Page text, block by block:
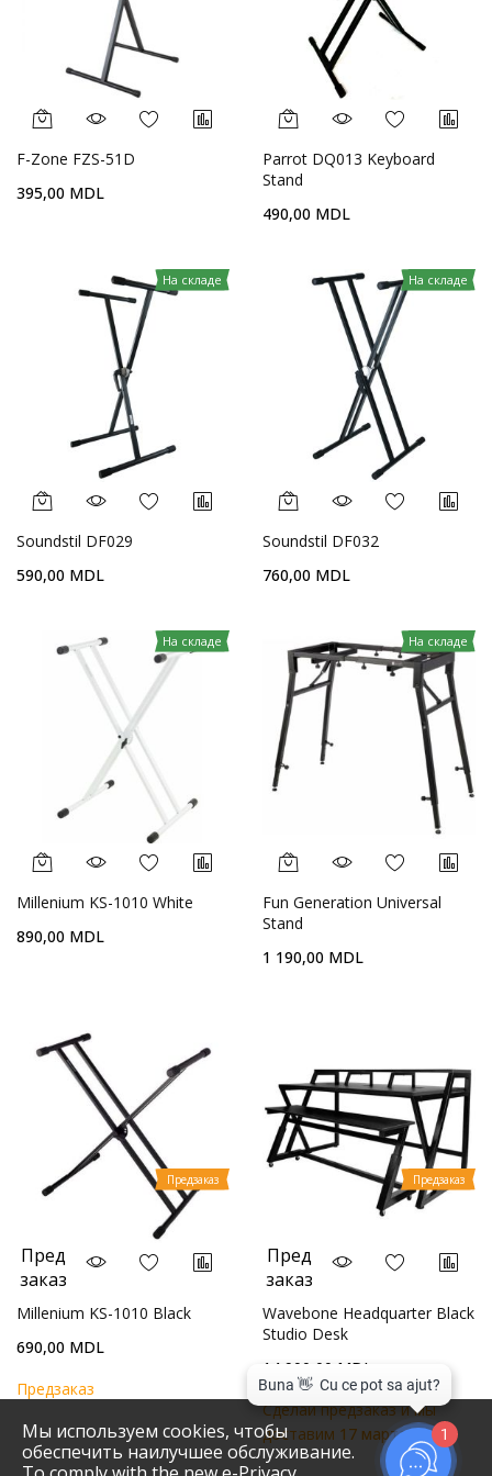
Мы используем cookies, чтобы
обеспечить наилучшее обслуживание.
F-Zone FZS-51D
395,00 MDL
Parrot DQ013 Keyboard
Stand
490,00 MDL
На складе
Soundstil DF029
590,00 MDL
На складе
Soundstil DF032
760,00 MDL
На складе
Millenium KS-1010 White
890,00 MDL
На складе
Fun Generation Universal
Stand
1 190,00 MDL
Предзаказ
Пред
заказ
Millenium KS-1010 Black
690,00 MDL
Предзаказ
Предзаказ
Пред
заказ
Wavebone Headquarter Black
Studio Desk
14 900,00 MDL
Cделай предзаказ и мы
доставим 17 марта 20231